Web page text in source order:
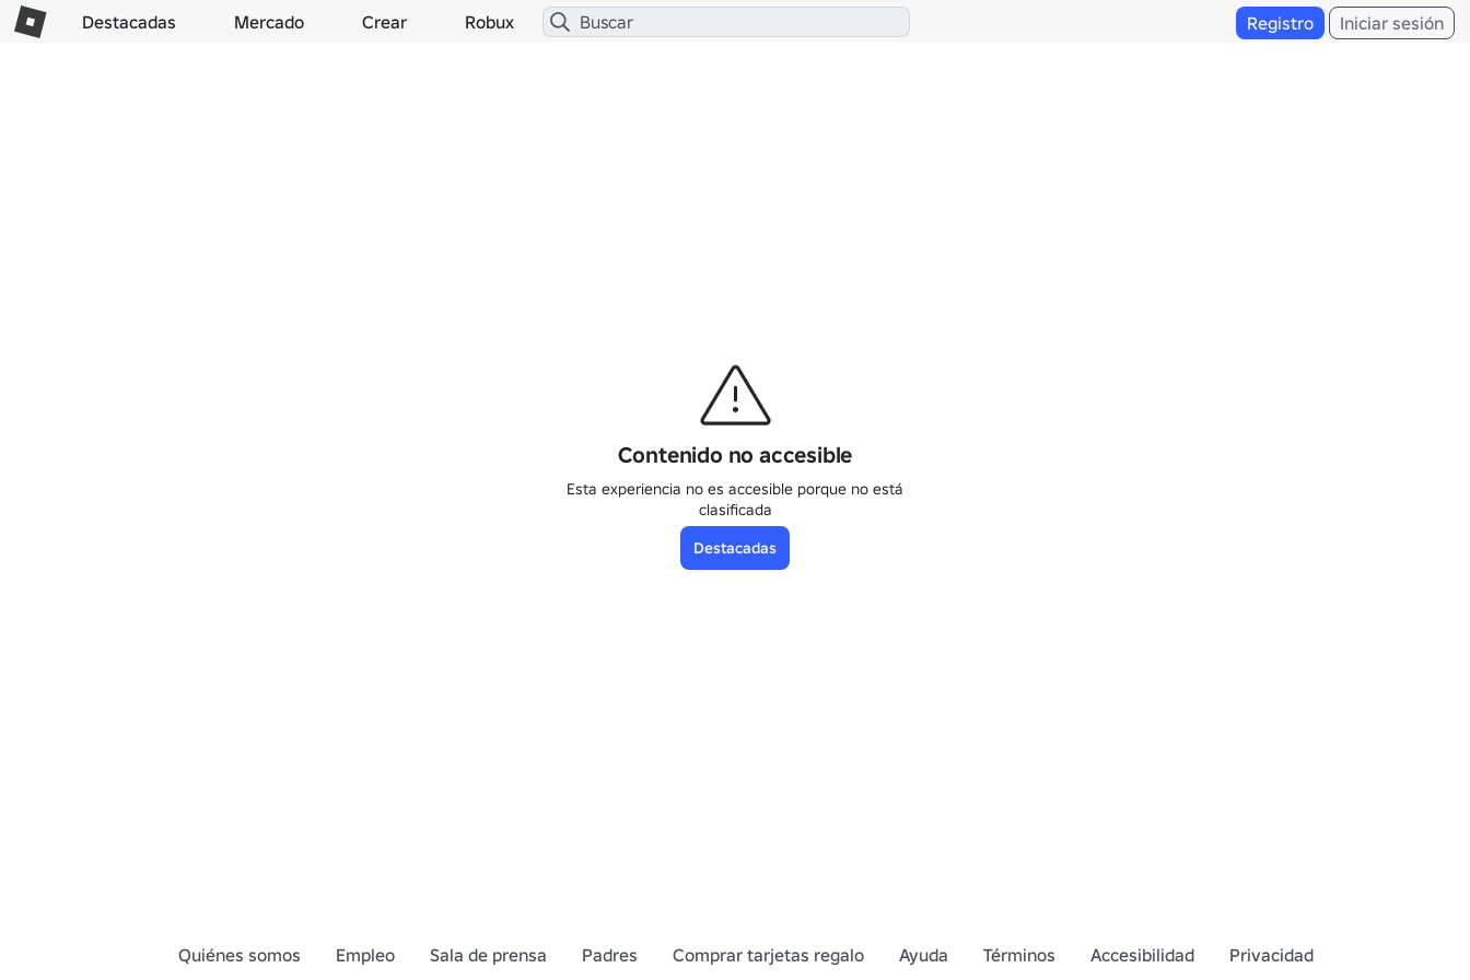
Destacadas Mercado Crear Robux Registro Iniciar sesión
Contenido no accesible
Esta experiencia no es accesible porque no está
clasificada
Destacadas
Quiénes somos Empleo Sala de prensa Padres Comprar tarjetas regalo Ayuda Términos Accesibilidad Privacidad